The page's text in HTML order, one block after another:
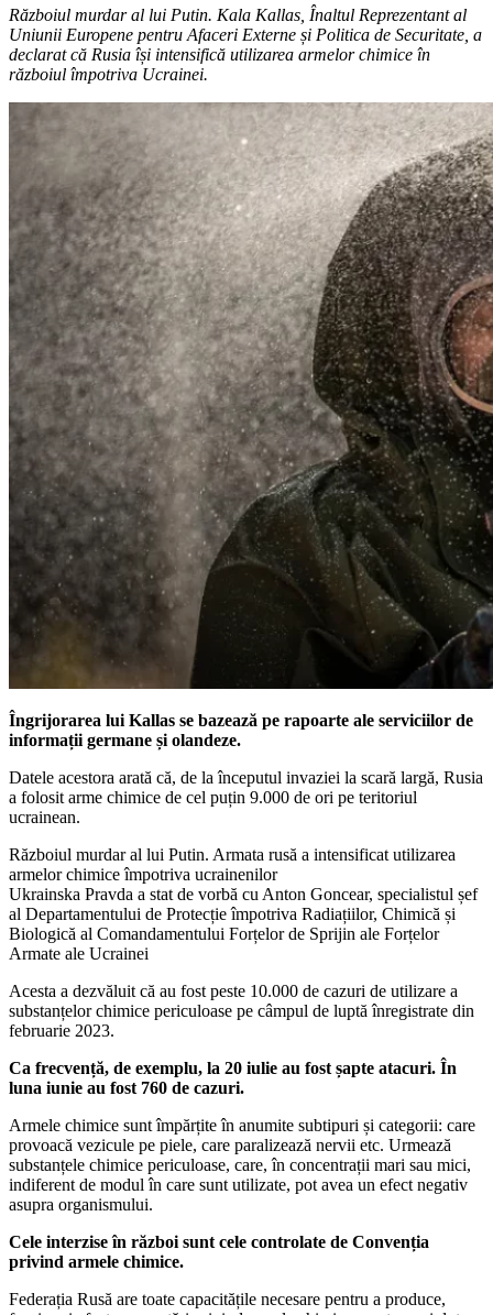
Războiul murdar al lui Putin. Kala Kallas, Înaltul Reprezentant al
Uniunii Europene pentru Afaceri Externe și Politica de Securitate, a
declarat că Rusia își intensifică utilizarea armelor chimice în
războiul împotriva Ucrainei.
Îngrijorarea lui Kallas se bazează pe rapoarte ale serviciilor de
informații germane și olandeze.
Datele acestora arată că, de la începutul invaziei la scară largă, Rusia
a folosit arme chimice de cel puțin 9.000 de ori pe teritoriul
ucrainean.
Războiul murdar al lui Putin. Armata rusă a intensificat utilizarea
armelor chimice împotriva ucrainenilor
Ukrainska Pravda a stat de vorbă cu Anton Goncear, specialistul șef
al Departamentului de Protecție împotriva Radiațiilor, Chimică și
Biologică al Comandamentului Forțelor de Sprijin ale Forțelor
Armate ale Ucrainei
Acesta a dezvăluit că au fost peste 10.000 de cazuri de utilizare a
substanțelor chimice periculoase pe câmpul de luptă înregistrate din
februarie 2023.
Ca frecvență, de exemplu, la 20 iulie au fost șapte atacuri. În
luna iunie au fost 760 de cazuri.
Armele chimice sunt împărțite în anumite subtipuri și categorii: care
provoacă vezicule pe piele, care paralizează nervii etc. Urmează
substanțele chimice periculoase, care, în concentrații mari sau mici,
indiferent de modul în care sunt utilizate, pot avea un efect negativ
asupra organismului.
Cele interzise în război sunt cele controlate de Convenția
privind armele chimice.
Federația Rusă are toate capacitățile necesare pentru a produce,